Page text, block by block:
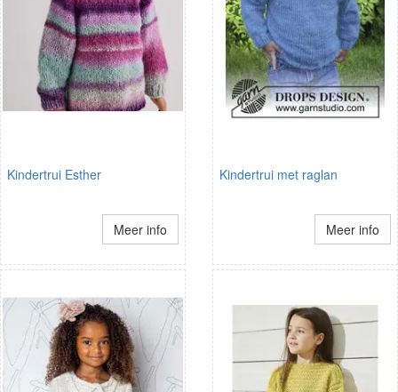
Kindertrui Esther
Meer info
Kindertrui met raglan
Meer info